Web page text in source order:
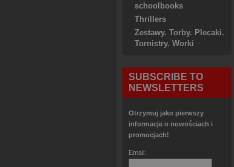
schoolbooks
Thrillers
Zestawy. Torby. Plecaki.
Tornistry. Worki
SUBSCRIBE TO
NEWSLETTERS
Otrzymuj jako pierwszy
informacje o nowościach i
promocjach!
Email: